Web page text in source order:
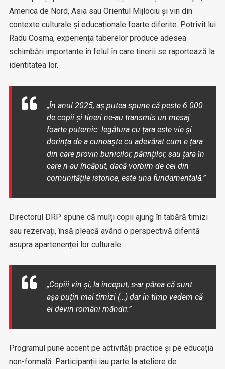
America de Nord, Asia sau Orientul Mijlociu și vin din
contexte culturale și educaționale foarte diferite. Potrivit lui
Radu Cosma, experiența taberelor produce adesea
schimbări importante în felul în care tinerii se raportează la
identitatea lor.
„În anul 2025, aș putea spune că peste 6.000
de copii și tineri ne-au transmis un mesaj
foarte puternic: legătura cu țara este vie și
dorința de a cunoaște cu adevărat cum e țara
din care provin bunicilor, părinților, sau țara în
care n-au încăput, dacă vorbim de cei din
comunitățile istorice, este una fundamentală.”
Directorul DRP spune că mulți copii ajung în tabără timizi
sau rezervați, însă pleacă având o perspectivă diferită
asupra apartenenței lor culturale.
„Copiii vin și, la început, s-ar părea că sunt
așa puțin mai timizi (…) dar în timp vedem că
ei devin români mândri.”
Programul pune accent pe activități practice și pe educația
non-formală. Participanții iau parte la ateliere de